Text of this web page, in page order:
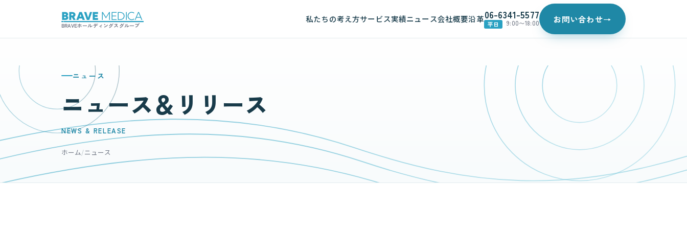
BRAVEホールディングスグループ
私たちの考え方サービス実績ニュース会社概要沿革06-6341-5577
平日 9:00〜18:00 お問い合わせ→
ニュース
ニュース＆リリース
NEWS & RELEASE
ホーム/ニュース